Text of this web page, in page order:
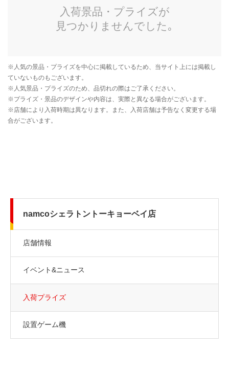
namcoシェラトントーキョーベイ店
店舗情報
イベント&ニュース
入荷プライズ
設置ゲーム機